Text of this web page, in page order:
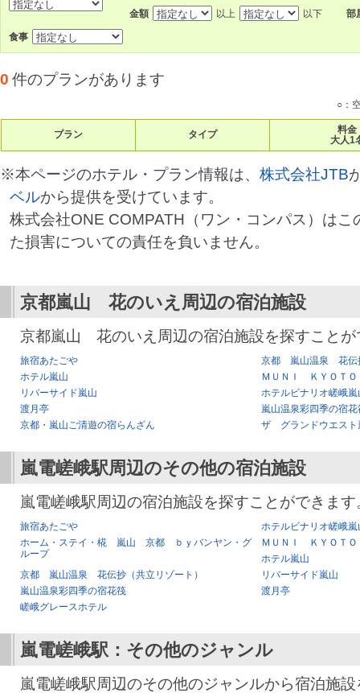
金額 以上 以下 部
食事
0 件のプランがあります
○：
プラン タイプ
料金
大人1
※本ページのホテル・プラン情報は、 株式会社JTB
ベルから提供を受けています。
株式会社ONE COMPATH（ワン・コンパス）はこ
た損害についての責任を負いません。
京都嵐山 花のいえ 周辺の宿泊施設
京都嵐山 花のいえ周辺の宿泊施設を探すことが
旅宿あたごや
京都 嵐山温泉 花伝
ホテル嵐山
ＭＵＮＩ ＫＹＯＴＯ
リバーサイド嵐山
ホテルビナリオ嵯峨
渡月亭
嵐山温泉彩四季の宿花
京都・嵐山ご清遊の宿らんざん
ザ グランドウエスト
嵐電嵯峨駅周辺のその他の宿泊施設
嵐電嵯峨駅周辺の宿泊施設を探すことができます
旅宿あたごや
ホテルビナリオ嵯峨
ホーム・ステイ・椛 嵐山 京都 ｂｙバンヤン・グ
ループ
ＭＵＮＩ ＫＹＯＴＯ
ホテル嵐山
京都 嵐山温泉 花伝抄（共立リゾート）
リバーサイド嵐山
嵐山温泉彩四季の宿花筏
渡月亭
嵯峨グレースホテル
嵐電嵯峨駅 ：その他のジャンル
嵐電嵯峨駅周辺のその他のジャンルから宿泊施